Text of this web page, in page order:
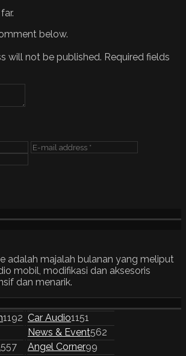
below.
will not be published. Required fields
adalah majalah bulanan yang meliput
mobil, modifikasi dan aksesoris
dan menarik.
1192 Car Audio1151
News & Event562
557 Angel Corner99